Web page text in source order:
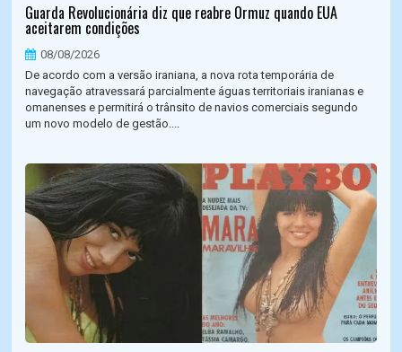
Guarda Revolucionária diz que reabre Ormuz quando EUA
aceitarem condições
08/08/2026
De acordo com a versão iraniana, a nova rota temporária de
navegação atravessará parcialmente águas territoriais iranianas e
omanenses e permitirá o trânsito de navios comerciais segundo
um novo modelo de gestão....